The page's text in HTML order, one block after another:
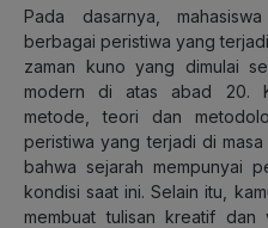
Pada dasarnya,
berbagai peristiwa yang
zaman kuno yang dimulai
modern di atas abad 20.
metode, teori dan
peristiwa yang terjadi di masa
bahwa sejarah mempunyai
kondisi saat ini. Selain itu,
membuat tulisan kreatif dan